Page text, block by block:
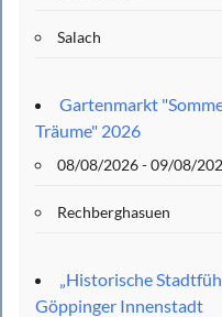
Salach
Gartenmarkt
Träume" 2026
08/08/2026 - 09/08/
Rechberghasuen
„Historische
Göppinger Innenstadt